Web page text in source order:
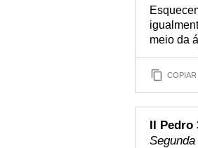
meio da
COPIAR
II Pedro